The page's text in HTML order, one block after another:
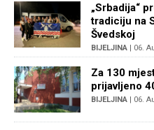
„Srbadija“
tradiciju na
Švedskoj
BIJELJINA | 06.
Za 130
prijavljeno
BIJELJINA | 06.